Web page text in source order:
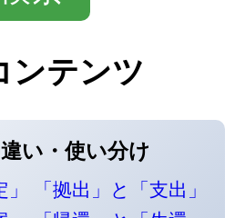
ンテンツ
い・使い分け
「拠出」と「支出」